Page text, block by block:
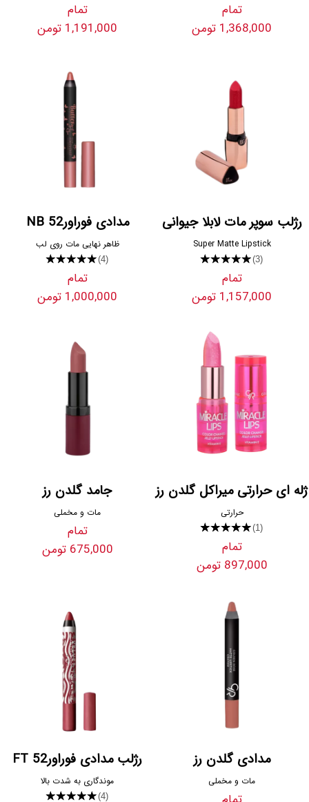
تمام
1,368,000 تومن
تمام
1,191,000 تومن
رژلب سوپر مات لابلا جیوانی
Super Matte Lipstick
★★★★★(3)
تمام
1,157,000 تومن
مدادی فوراور52 NB
ظاهر نهایی مات روی لب
★★★★★(4)
تمام
1,000,000 تومن
ژله ای حرارتی میراکل گلدن رز
حرارتی
★★★★★(1)
تمام
897,000 تومن
جامد گلدن رز
مات و مخملی
تمام
675,000 تومن
مدادی گلدن رز
مات و مخملی
رژلب مدادی فوراور52 FT
موندگاری به شدت بالا
★★★★★(4)